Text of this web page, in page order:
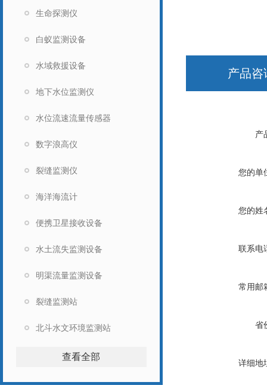
生命探测仪
白蚁监测设备
水域救援设备
地下水位监测仪
水位流速流量传感器
数字浪高仪
裂缝监测仪
海洋海流计
便携卫星接收设备
水土流失监测设备
明渠流量监测设备
裂缝监测站
北斗水文环境监测站
查看全部
产品咨
产
您的单
您的姓
联系电
常用邮
省
详细地